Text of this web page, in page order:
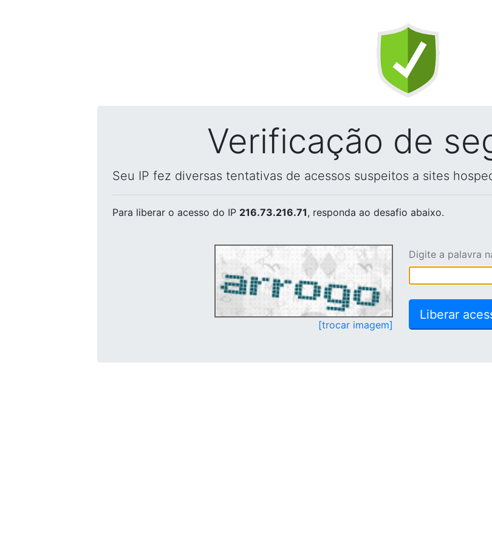
Verificação de
Seu IP fez diversas tentativas de acessos suspeitos a sites
Para liberar o acesso do IP 216.73.216.71, responda ao desafio abaixo.
[trocar imagem]
Digite a palavra